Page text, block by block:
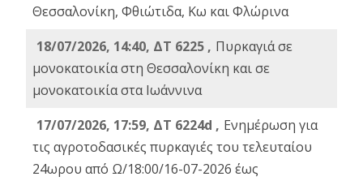
Θεσσαλονίκη, Φθιώτιδα, Κω και Φλώρινα
18/07/2026, 14:40, ΔΤ 6225 , Πυρκαγιά σε
μονοκατοικία στη Θεσσαλονίκη και σε
μονοκατοικία στα Ιωάννινα
17/07/2026, 17:59, ΔΤ 6224d , Ενημέρωση για
τις αγροτοδασικές πυρκαγιές του τελευταίου
24ωρου από Ω/18:00/16-07-2026 έως